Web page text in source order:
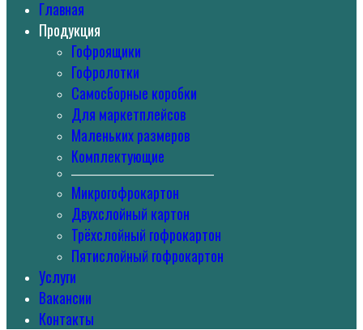
Главная
Продукция
Гофроящики
Гофролотки
Самосборные коробки
Для маркетплейсов
Маленьких размеров
Комплектующие
———————————
Микрогофрокартон
Двухслойный картон
Трёхслойный гофрокартон
Пятислойный гофрокартон
Услуги
Вакансии
Контакты